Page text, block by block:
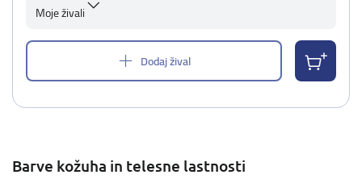
Moje živali
Dodaj žival
Barve kožuha in telesne lastnosti